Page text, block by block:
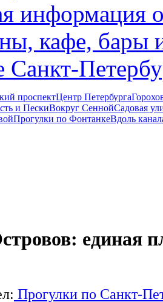
информация
кафе, бары
Санкт-
проспектЦентр Петербурга
и ПескиВокруг СеннойСадовая
Прогулки по ФонтанкеВдоль
единая
Прогулки по Санкт-